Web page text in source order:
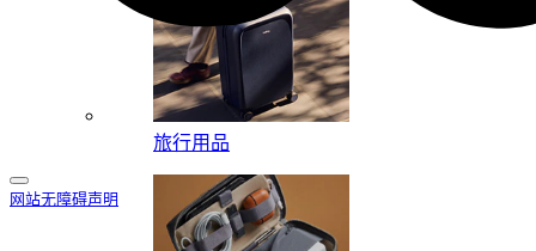
网站无障碍声明
旅行用品